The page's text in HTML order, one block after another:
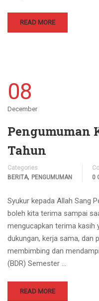
READ MORE
08
December
Pengumuman
Tahun
Categories
BERITA, PENGUMUMAN
0
Syukur kepada Allah Sang
boleh kita terima sampai
mengucapkan terima kasih
dukungan, kerja sama, dan
membimbing dan
(BDR) Semester …
READ MORE